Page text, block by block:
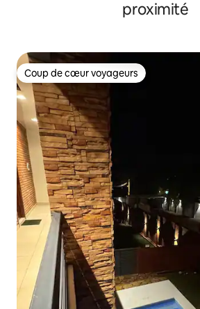
proximité
Coup de cœur voyageurs
Coup de cœur voyageurs